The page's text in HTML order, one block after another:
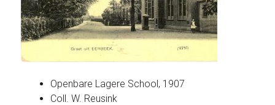
Openbare Lagere School, 1907
Coll. W. Reusink